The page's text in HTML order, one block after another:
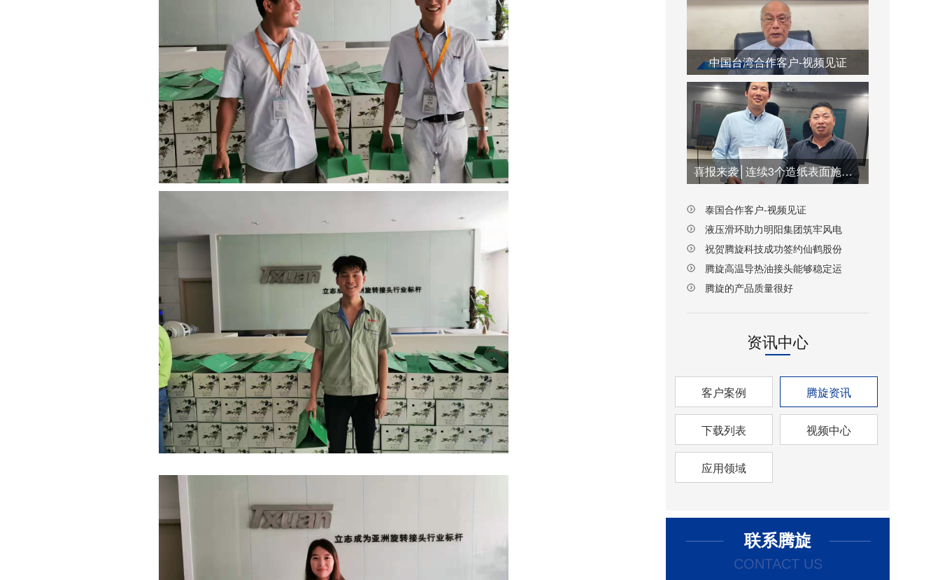
中国台湾合作客户-视频见证
喜报来袭│连续3个造纸表面施胶系统订单签订合作，共创双赢未来！
泰国合作客户-视频见证
液压滑环助力明阳集团筑牢风电
设备传动安全防线
祝贺腾旋科技成功签约仙鹤股份
湖北项目！
腾旋高温导热油接头能够稳定运
行
腾旋的产品质量很好
资讯中心
客户案例 腾旋资讯
下载列表 视频中心
应用领域
联系腾旋
CONTACT US